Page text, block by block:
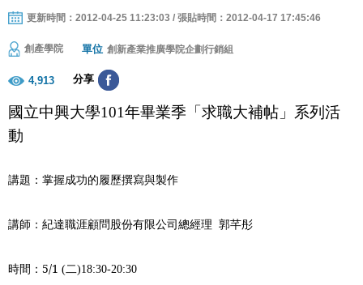
更新時間：2012-04-25 11:23:03 / 張貼時間：2012-04-17 17:45:46
創產學院 單位 創新產業推廣學院企劃行銷組
4,913 分享
國立中興大學101年畢業季「求職大補帖」系列活
動
講題： 掌握成功的履歷撰寫與製作
講師：紀達職涯顧問股份有限公司總經理 郭芊彤
時間： 5/1 (二)18:30-20:30